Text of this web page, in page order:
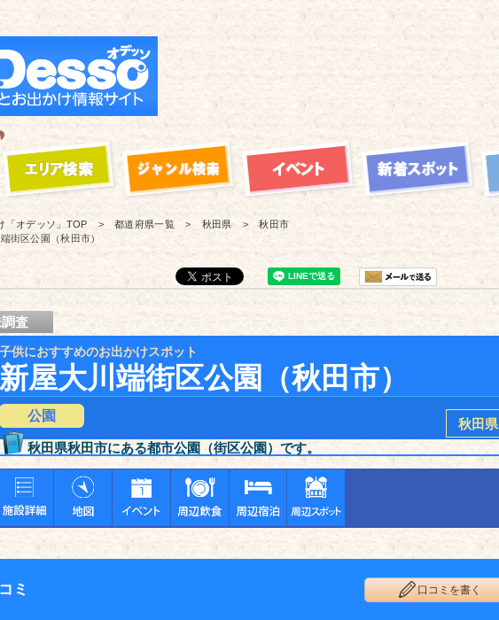
「オデッソ」 TOP 都道府県一覧 秋田県
秋田市
街区公園（秋田市）
査
子供におすすめのお出かけスポット
新屋大川端街区公園（秋田市）
公園
秋田県
秋田県秋田市にある都市公園（街区公園）です。
ミ 口コミを書く